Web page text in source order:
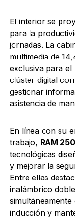
El interior se
para la
jornadas. La
multimedia de
exclusiva para el
clúster digital
gestionar
asistencia de
En línea con su
trabajo, RAM
tecnológicas
y mejorar la
Entre ellas
inalámbrico
inducción y